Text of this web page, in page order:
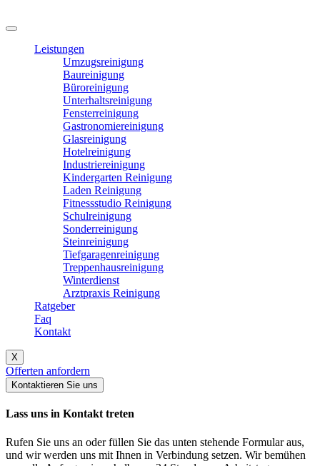
Leistungen
Umzugsreinigung
Baureinigung
Büroreinigung
Unterhaltsreinigung
Fensterreinigung
Gastronomiereinigung
Glasreinigung
Hotelreinigung
Industriereinigung
Kindergarten Reinigung
Laden Reinigung
Fitnessstudio Reinigung
Schulreinigung
Sonderreinigung
Steinreinigung
Tiefgaragenreinigung
Treppenhausreinigung
Winterdienst
Arztpraxis Reinigung
Ratgeber
Faq
Kontakt
X
Offerten anfordern
Kontaktieren Sie uns
Lass uns in Kontakt treten
Rufen Sie uns an oder füllen Sie das unten stehende Formular aus,
und wir werden uns mit Ihnen in Verbindung setzen. Wir bemühen